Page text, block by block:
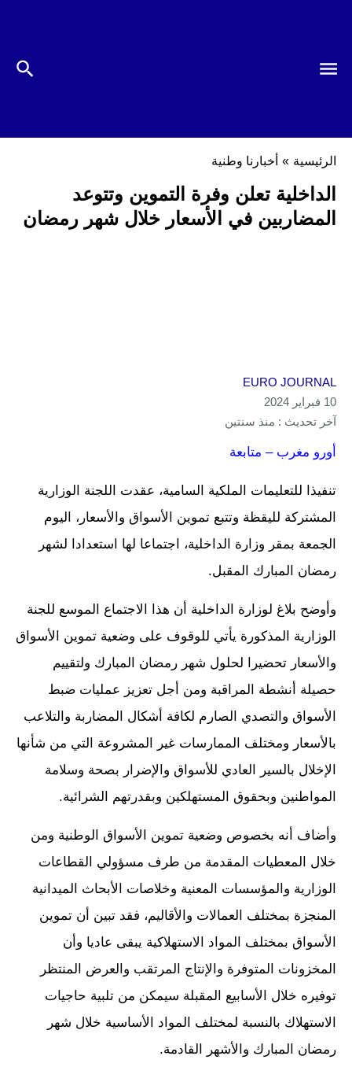
الرئيسية » أخبارنا وطنية
الداخلية تعلن وفرة التموين وتتوعد
المضاربين في الأسعار خلال شهر رمضان
EURO JOURNAL
10 فبراير 2024
آخر تحديث : منذ سنتين
أورو مغرب – متابعة
تنفيذا للتعليمات الملكية السامية، عقدت اللجنة الوزارية
المشتركة لليقظة وتتبع تموين الأسواق والأسعار، اليوم
الجمعة بمقر وزارة الداخلية، اجتماعا لها استعدادا لشهر
رمضان المبارك المقبل.
وأوضح بلاغ لوزارة الداخلية أن هذا الاجتماع الموسع للجنة
الوزارية المذكورة يأتي للوقوف على وضعية تموين الأسواق
والأسعار تحضيرا لحلول شهر رمضان المبارك ولتقييم
حصيلة أنشطة المراقبة ومن أجل تعزيز عمليات ضبط
الأسواق والتصدي الصارم لكافة أشكال المضاربة والتلاعب
بالأسعار ومختلف الممارسات غير المشروعة التي من شأنها
الإخلال بالسير العادي للأسواق والإضرار بصحة وسلامة
المواطنين وبحقوق المستهلكين وبقدرتهم الشرائية.
وأضاف أنه بخصوص وضعية تموين الأسواق الوطنية ومن
خلال المعطيات المقدمة من طرف مسؤولي القطاعات
الوزارية والمؤسسات المعنية وخلاصات الأبحاث الميدانية
المنجزة بمختلف العمالات والأقاليم، فقد تبين أن تموين
الأسواق بمختلف المواد الاستهلاكية يبقى عاديا وأن
المخزونات المتوفرة والإنتاج المرتقب والعرض المنتظر
توفيره خلال الأسابيع المقبلة سيمكن من تلبية حاجيات
الاستهلاك بالنسبة لمختلف المواد الأساسية خلال شهر
رمضان المبارك والأشهر القادمة.